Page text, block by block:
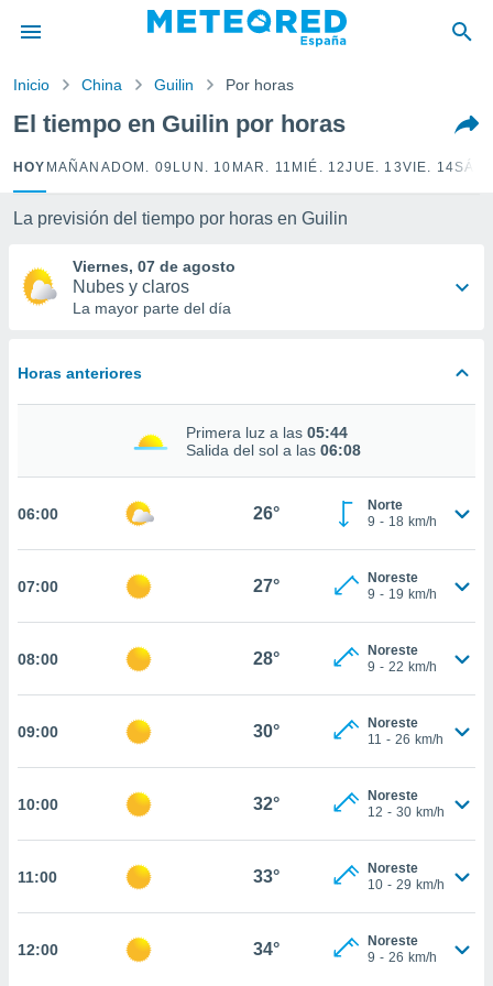
por
para
que se
calidad.
a este
y
digital
permite
seguir
coste.
a la
todas
nuestros
nos
análisis
perfil
y
en
CONFIGURACIÓN
Inicio China Guilin Por horas
El tiempo en Guilin por horas
HOY MAÑANA DOM. 09 LUN. 10 MAR. 11 MIÉ. 12JUE. 13VIE. 14
La previsión del tiempo por horas en Guilin
Viernes, 07 de agosto
Nubes y claros
La mayor parte del día
Horas anteriores
Primera luz a las 05:44
Salida del sol a las 06:08
06:00 26°
Norte
9 - 18 km/h
07:00 27°
Noreste
9 - 19 km/h
08:00 28°
Noreste
9 - 22 km/h
09:00 30°
Noreste
11 - 26 km/h
10:00 32°
Noreste
12 - 30 km/h
11:00 33°
Noreste
10 - 29 km/h
12:00 34°
Noreste
9 - 26 km/h